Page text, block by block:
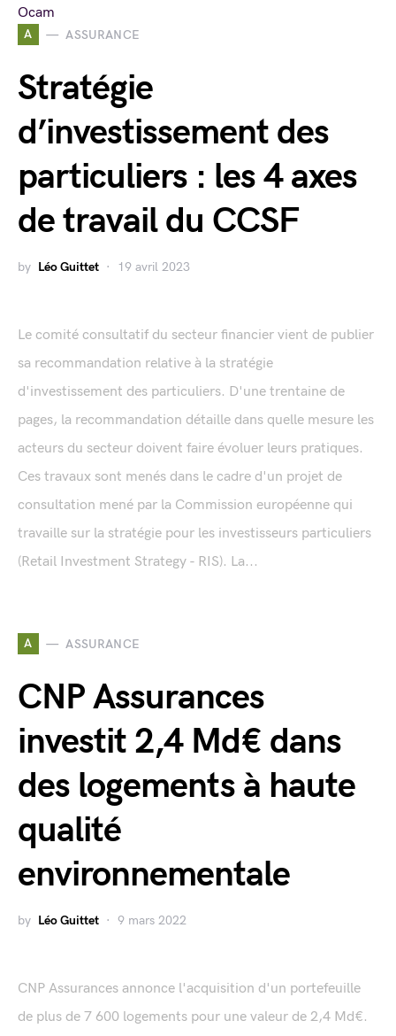
A ASSURANCE
Stratégie
d’investissement des
particuliers : les 4 axes
de travail du CCSF
by Léo Guittet 19 avril 2023
Le comité consultatif du secteur financier vient de publier
sa recommandation relative à la stratégie
d'investissement des particuliers. D'une trentaine de
pages, la recommandation détaille dans quelle mesure les
acteurs du secteur doivent faire évoluer leurs pratiques.
Ces travaux sont menés dans le cadre d'un projet de
consultation mené par la Commission européenne qui
travaille sur la stratégie pour les investisseurs particuliers
(Retail Investment Strategy - RIS). La...
A ASSURANCE
CNP Assurances
investit 2,4 Md€ dans
des logements à haute
qualité
environnementale
by Léo Guittet 9 mars 2022
CNP Assurances annonce l'acquisition d'un portefeuille
de plus de 7 600 logements pour une valeur de 2,4 Md€.
Ocam